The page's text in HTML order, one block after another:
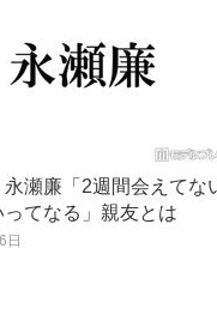
永瀬廉「2週間会えてな
ってなる」親友とは
日